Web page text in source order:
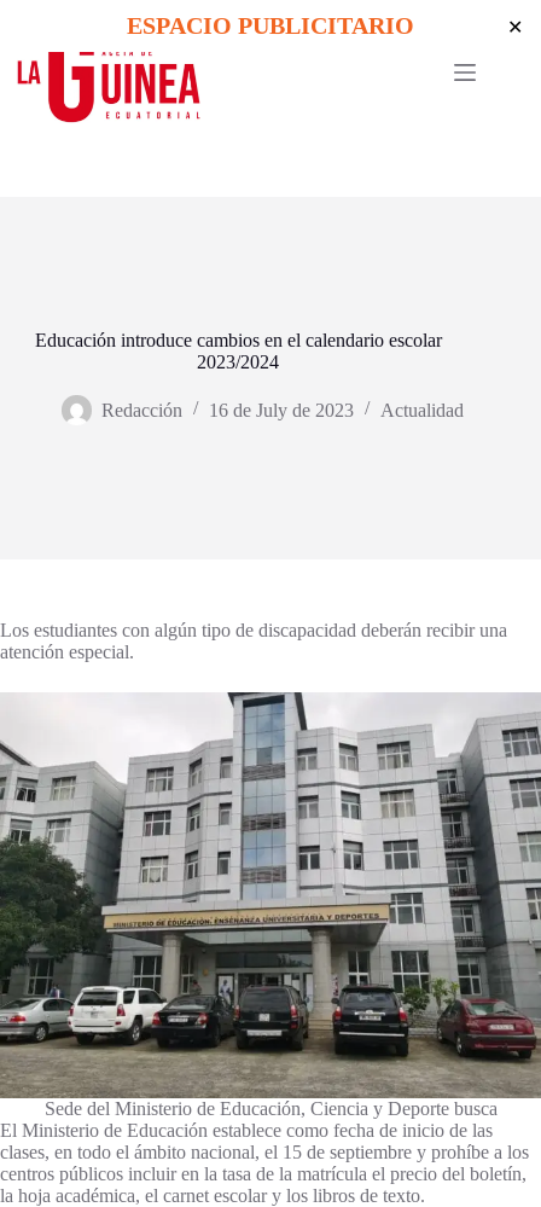
content
ESPACIO PUBLICITARIO ✕
Educación introduce cambios en el calendario escolar
2023/2024
Redacción 16 de July de 2023 Actualidad
Los estudiantes con algún tipo de discapacidad deberán recibir una
atención especial.
Sede del Ministerio de Educación, Ciencia y Deporte busca
El Ministerio de Educación establece como fecha de inicio de las
clases, en todo el ámbito nacional, el 15 de septiembre y prohíbe a los
centros públicos incluir en la tasa de la matrícula el precio del boletín,
la hoja académica, el carnet escolar y los libros de texto.